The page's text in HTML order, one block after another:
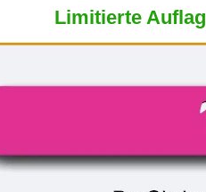
Limitierte